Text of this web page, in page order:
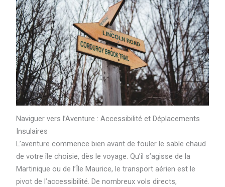
Naviguer vers l’Aventure : Accessibilité et Déplacements
Insulaires
L’aventure commence bien avant de fouler le sable chaud
de votre île choisie, dès le voyage. Qu’il s’agisse de la
Martinique ou de l’Île Maurice, le transport aérien est le
pivot de l’accessibilité. De nombreux vols directs,